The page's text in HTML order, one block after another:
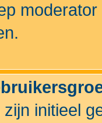
initieel